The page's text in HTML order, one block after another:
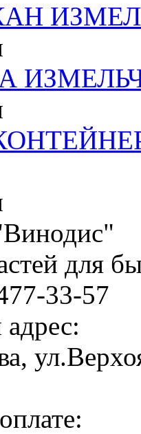
для
33-57